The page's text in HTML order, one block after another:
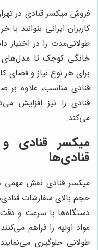
فروش میکسر قنادی در
کاربران ایرانی بتوانند
طولانی‌مدت را در اختیار
خانگی کوچک تا مدل‌های
برای هر نوع نیاز و فضای
قنادی مناسب، علاوه بر
قنادی را نیز افزایش
می‌کند.
میکسر قنادی و
قنادی‌ها
میکسر قنادی نقش مهمی
حجم بالای سفارشات
دستگاه‌ها با سرعت و دقت
مواد اولیه را فراهم
طولانی جلوگیری